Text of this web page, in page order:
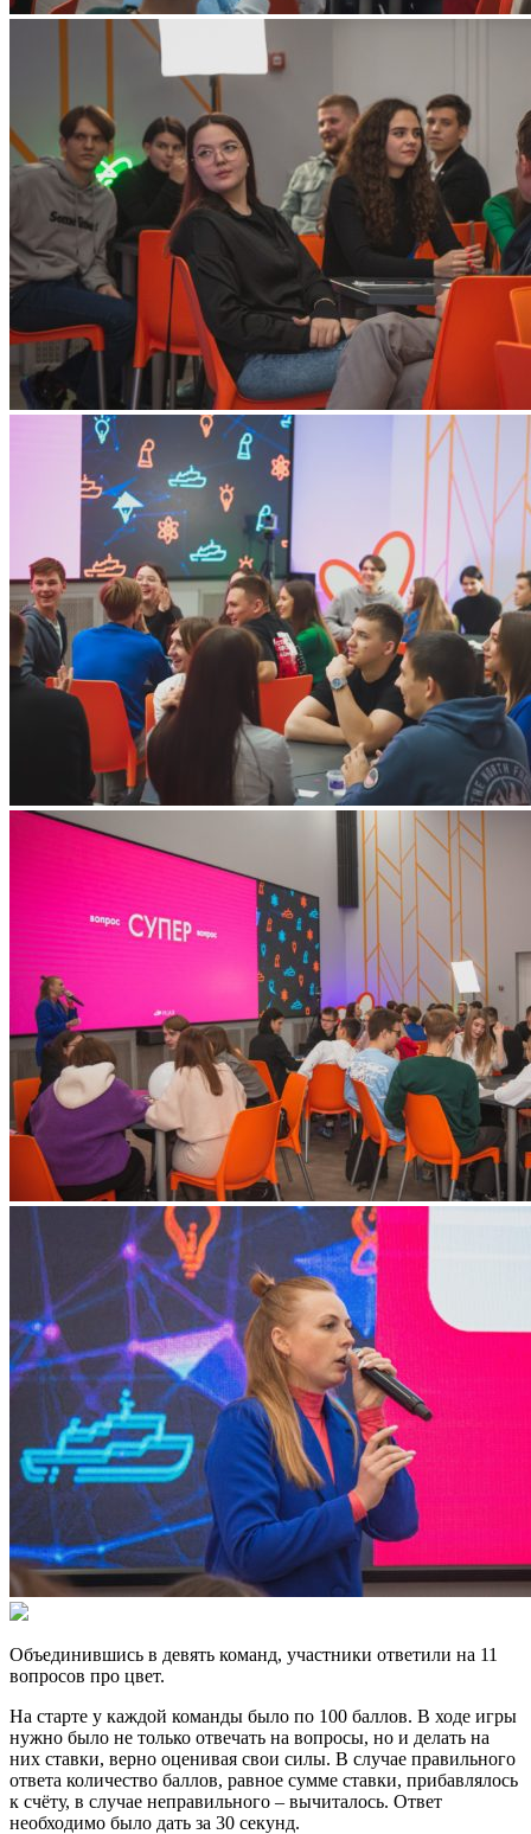
Объединившись в девять команд, участники ответили на 11
вопросов про цвет.
На старте у каждой команды было по 100 баллов. В ходе игры
нужно было не только отвечать на вопросы, но и делать на
них ставки, верно оценивая свои силы. В случае правильного
ответа количество баллов, равное сумме ставки, прибавлялось
к счёту, в случае неправильного – вычиталось. Ответ
необходимо было дать за 30 секунд.